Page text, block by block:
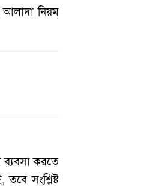
আলাদা নিয়ম
ব্যবসা করতে
সংশ্লিষ্ট